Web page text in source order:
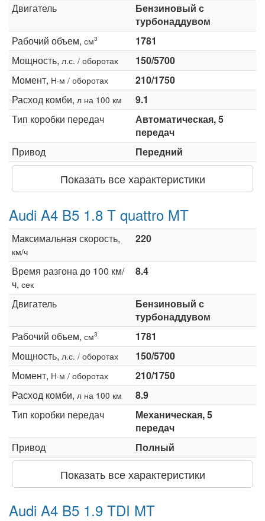
Двигатель
Бензиновый с
турбонаддувом
Рабочий объем, см3
1781
Мощность, л.с. / оборотах
150/5700
Момент, Н·м / оборотах
210/1750
Расход комби, л на 100 км
9.1
Тип коробки передач
Автоматическая, 5
передач
Привод
Передний
Показать все характеристики
Audi A4 B5 1.8 T quattro MT
Максимальная скорость,
км/ч
220
Время разгона до 100 км/
ч, сек
8.4
Двигатель
Бензиновый с
турбонаддувом
Рабочий объем, см3
1781
Мощность, л.с. / оборотах
150/5700
Момент, Н·м / оборотах
210/1750
Расход комби, л на 100 км
8.9
Тип коробки передач
Механическая, 5
передач
Привод
Полный
Показать все характеристики
Audi A4 B5 1.9 TDI MT